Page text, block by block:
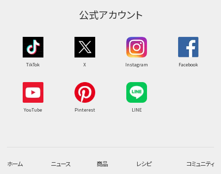
公式アカウント
TikTok X Instagram Facebook
YouTube Pinterest LINE
ホーム ニュース 商品 レシピ コミュニティ